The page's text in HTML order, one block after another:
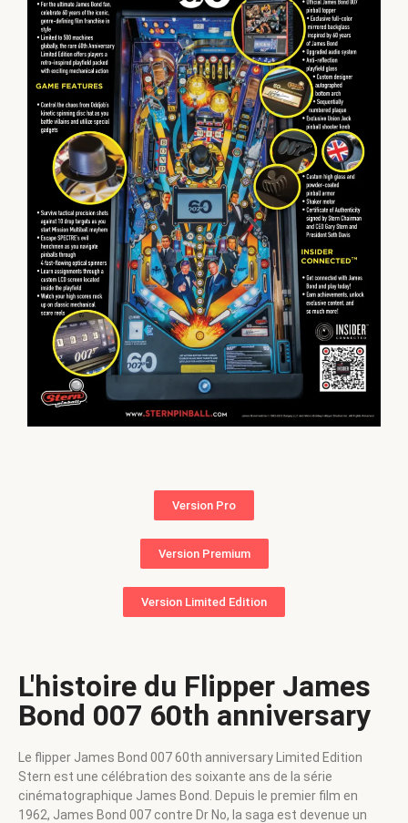
Version Pro
Version Premium
Version Limited Edition
L'histoire du Flipper James
Bond 007 60th anniversary
Le flipper James Bond 007 60th anniversary Limited Edition
Stern est une célébration des soixante ans de la série
cinématographique James Bond. Depuis le premier film en
1962, James Bond 007 contre Dr No, la saga est devenue un